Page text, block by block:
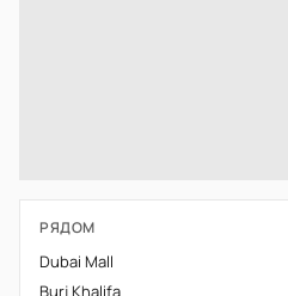
РЯДОМ
Dubai Mall
Burj Khalifa